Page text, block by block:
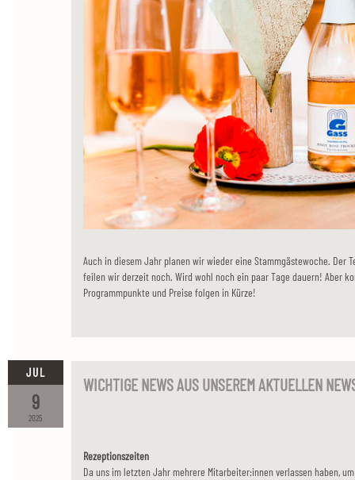
Auch in diesem Jahr planen wir wieder eine Stammgästewoche. Der
feilen wir derzeit noch. Wird wohl noch ein paar Tage dauern! Aber
Programmpunkte und Preise folgen in Kürze!
2025
9
JUL
WICHTIGE NEWS AUS UNSEREM AKTUELLEN
Rezeptionszeiten
Da uns im letzten Jahr mehrere Mitarbeiter:innen verlassen haben,